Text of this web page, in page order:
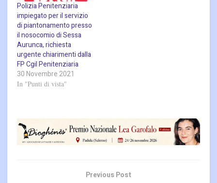
Polizia Penitenziaria
impiegato per il servizio
di piantonamento presso
il nosocomio di Sessa
Aurunca, richiesta
urgente chiarimenti dalla
FP Cgil Penitenziaria
30 Novembre 2021
In "Punti di vista"
Previous Post